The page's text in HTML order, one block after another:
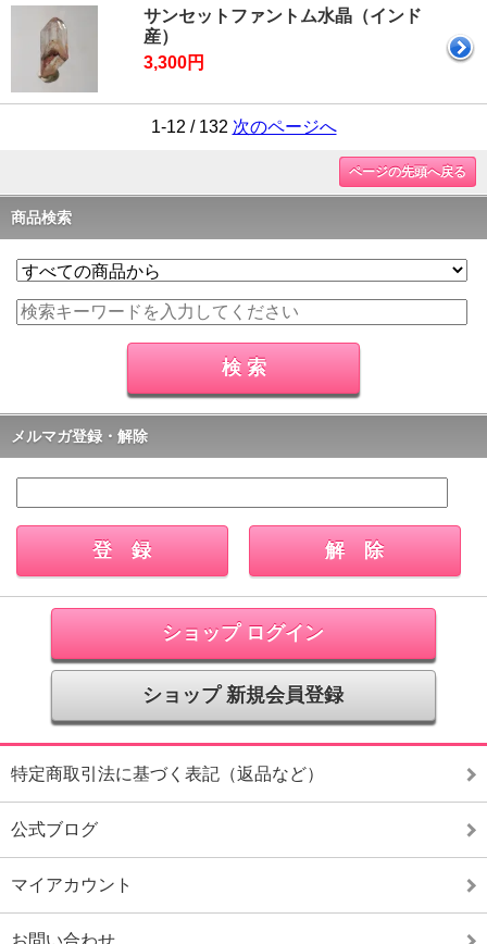
サンセットファントム水晶（インド
産）
3,300円
1-12 / 132 次のページへ
ページの先頭へ戻る
商品検索
メルマガ登録・解除
ショップ ログイン
ショップ 新規会員登録
特定商取引法に基づく表記（返品など）
公式ブログ
マイアカウント
お問い合わせ